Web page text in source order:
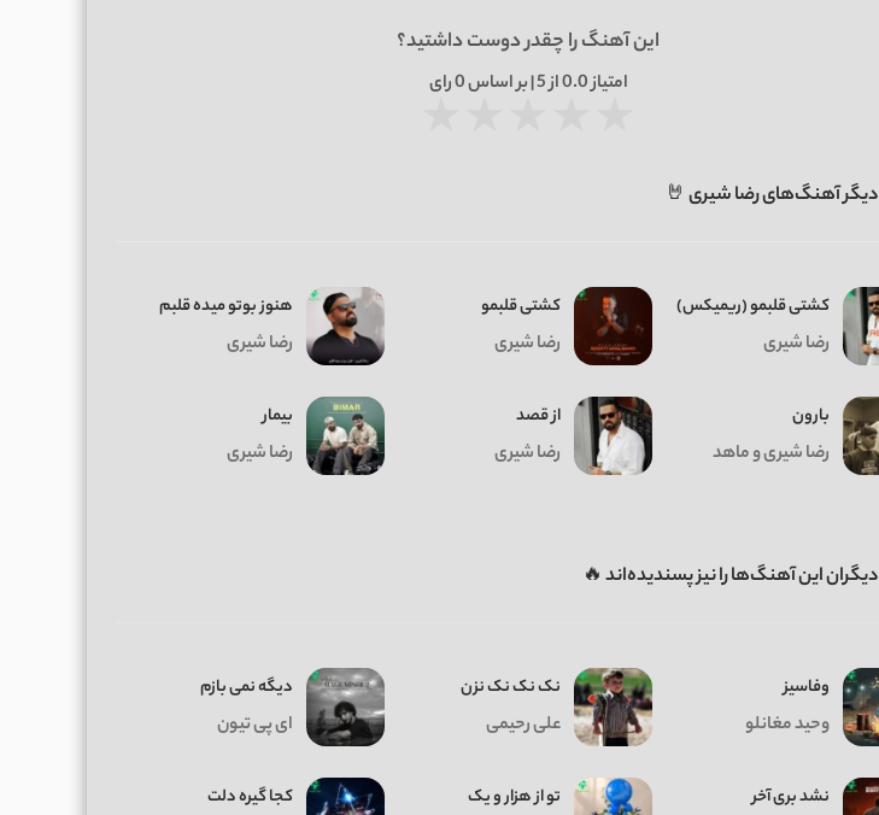
این آهنگ را چقدر دوست داشتید؟
امتیاز0.0از 5 | بر اساس 0رای
دیگر آهنگ‌های رضا شیری 🤘
کشتی قلبمو (ریمیکس)
رضا شیری
کشتی قلبمو
رضا شیری
هنوز بوتو میده قلبم
رضا شیری
بارون
رضا شیری و ماهد
از قصد
رضا شیری
بیمار
رضا شیری
دیگران این آهنگ‌ها را نیز پسندیده‌اند 🔥
وفاسیز
وحید مغانلو
نک نک نک نزن
علی رحیمی
دیگه نمی بازم
ای پی تیون
نشد بری آخر تو از هزار و یک کجا گیره دلت